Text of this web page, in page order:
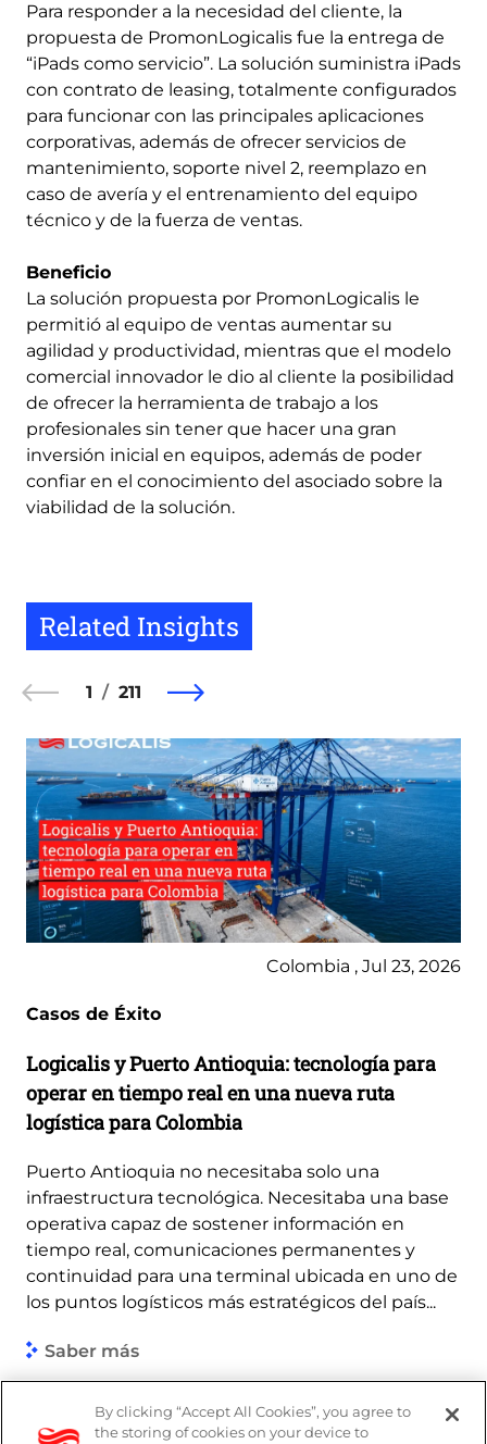
Para responder a la necesidad del cliente, la
propuesta de PromonLogicalis fue la entrega de
“iPads como servicio”. La solución suministra iPads
con contrato de leasing, totalmente configurados
para funcionar con las principales aplicaciones
corporativas, además de ofrecer servicios de
mantenimiento, soporte nivel 2, reemplazo en
caso de avería y el entrenamiento del equipo
técnico y de la fuerza de ventas.
Beneficio
La solución propuesta por PromonLogicalis le
permitió al equipo de ventas aumentar su
agilidad y productividad, mientras que el modelo
comercial innovador le dio al cliente la posibilidad
de ofrecer la herramienta de trabajo a los
profesionales sin tener que hacer una gran
inversión inicial en equipos, además de poder
confiar en el conocimiento del asociado sobre la
viabilidad de la solución.
Related Insights
1 211
Colombia , Jul 23, 2026
Casos de Éxito
Logicalis y Puerto Antioquia: tecnología para
operar en tiempo real en una nueva ruta
logística para Colombia
Puerto Antioquia no necesitaba solo una
infraestructura tecnológica. Necesitaba una base
operativa capaz de sostener información en
tiempo real, comunicaciones permanentes y
continuidad para una terminal ubicada en uno de
los puntos logísticos más estratégicos del país...
Saber más
By clicking “Accept All Cookies”, you agree to
the storing of cookies on your device to